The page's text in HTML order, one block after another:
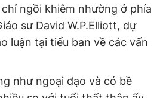
ngồi khiêm nhường ở phía
sư David W.P.Elliott, dự
luận tại tiểu ban về các vấn
như ngoại đạo và có bề